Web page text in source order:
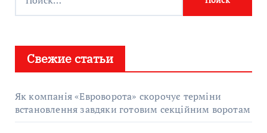
Свежие статьи
Як компанія «Евроворота» скорочує терміни
встановлення завдяки готовим секційним воротам